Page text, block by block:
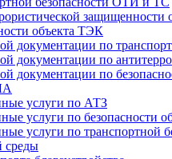
защищенности
объекта ТЭК
документации по
документации по
документации по
услуги по АТЗ
услуги по безопасности
услуги по транспортной
среды